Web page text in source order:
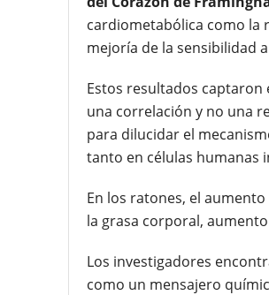
cardiometabólica como la
mejoría de la sensibilidad
Estos resultados captaron
una correlación y no una
para dilucidar el
tanto en células humanas
En los ratones, el
la grasa corporal,
Los investigadores
como un mensajero